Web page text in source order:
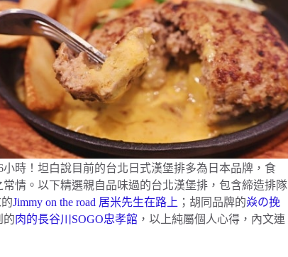
時！坦白說目前的台北日式漢堡排多為日本品牌，食
情。以下精選親自品味過的台北漢堡排，包含締造排隊
Jimmy on the road 居米先生在路上 ；胡同品牌的焱の挽
的肉的長谷川SOGO忠孝館 ，以上純屬個人心得，內文連